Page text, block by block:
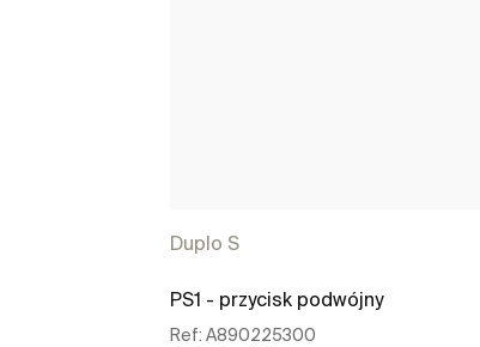
Duplo S
PS1 - przycisk podwójny
Ref: A890225300